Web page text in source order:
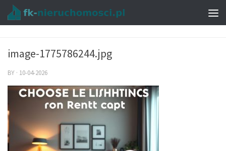
image-1775786244.jpg
BY · 10-04-2026